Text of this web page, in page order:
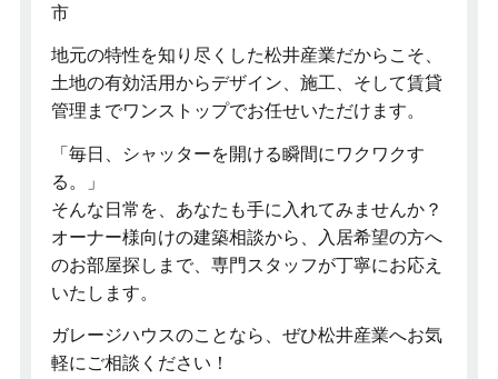
市
地元の特性を知り尽くした松井産業だからこそ、
土地の有効活用からデザイン、施工、そして賃貸
管理までワンストップでお任せいただけます。
「毎日、シャッターを開ける瞬間にワクワクす
る。」
そんな日常を、あなたも手に入れてみませんか？
オーナー様向けの建築相談から、入居希望の方へ
のお部屋探しまで、専門スタッフが丁寧にお応え
いたします。
ガレージハウスのことなら、ぜひ松井産業へお気
軽にご相談ください！